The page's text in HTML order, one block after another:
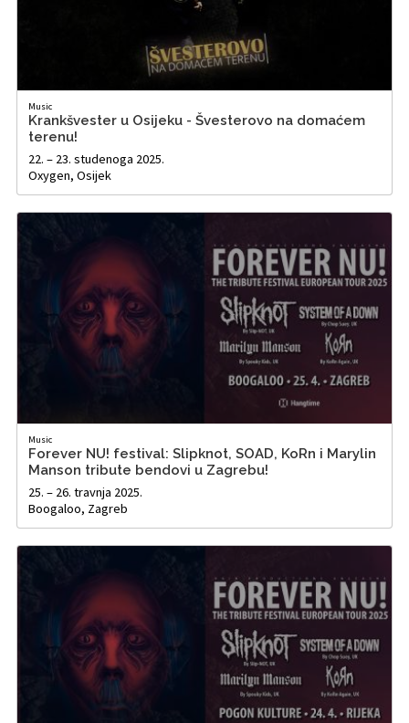
Music
Krankšvester u Osijeku - Švesterovo na domaćem
terenu!
22. – 23. studenoga 2025.
Oxygen, Osijek
Music
Forever NU! festival: Slipknot, SOAD, KoRn i Marylin
Manson tribute bendovi u Zagrebu!
25. – 26. travnja 2025.
Boogaloo, Zagreb